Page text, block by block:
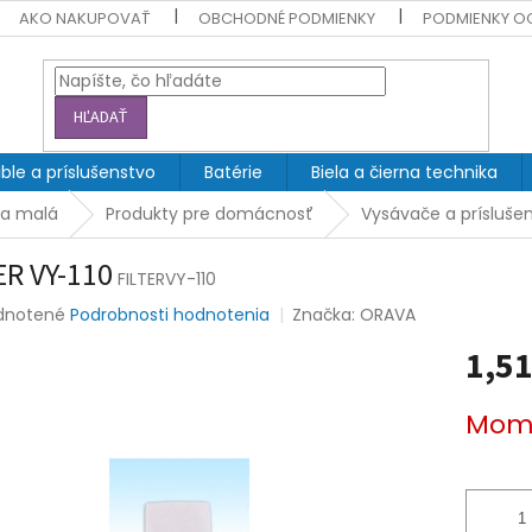
AKO NAKUPOVAŤ OBCHODNÉ PODMIENKY PODMIENKY
HĽADAŤ
a príslušenstvo Batérie Biela a čierna technika
malá Produkty pre domácnosť Vysávače a
VY-110 FILTERVY-110
Podrobnosti hodnotenia Značka:ORAVA
cena: